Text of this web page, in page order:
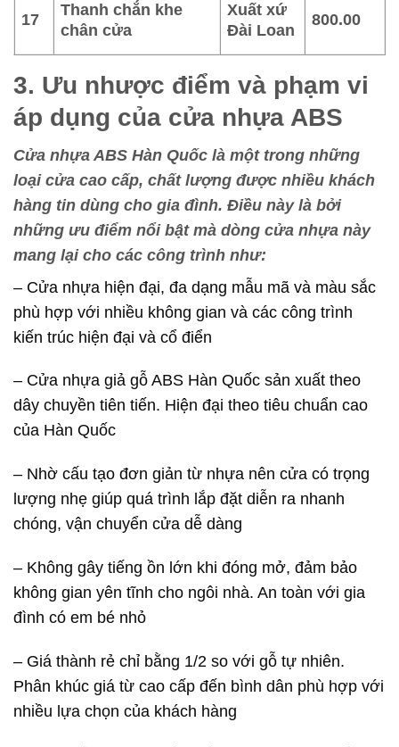
17
Thanh chắn khe
chân cửa
Xuất xứ
Đài Loan
800.00
3. Ưu nhược điểm và phạm vi
áp dụng của cửa nhựa ABS
Cửa nhựa ABS Hàn Quốc là một trong những
loại cửa cao cấp, chất lượng được nhiều khách
hàng tin dùng cho gia đình. Điều này là bởi
những ưu điểm nổi bật mà dòng cửa nhựa này
mang lại cho các công trình như:
– Cửa nhựa hiện đại, đa dạng mẫu mã và màu sắc
phù hợp với nhiều không gian và các công trình
kiến trúc hiện đại và cổ điển
– Cửa nhựa giả gỗ ABS Hàn Quốc sản xuất theo
dây chuyền tiên tiến. Hiện đại theo tiêu chuẩn cao
của Hàn Quốc
– Nhờ cấu tạo đơn giản từ nhựa nên cửa có trọng
lượng nhẹ giúp quá trình lắp đặt diễn ra nhanh
chóng, vận chuyển cửa dễ dàng
– Không gây tiếng ồn lớn khi đóng mở, đảm bảo
không gian yên tĩnh cho ngôi nhà. An toàn với gia
đình có em bé nhỏ
– Giá thành rẻ chỉ bằng 1/2 so với gỗ tự nhiên.
Phân khúc giá từ cao cấp đến bình dân phù hợp với
nhiều lựa chọn của khách hàng